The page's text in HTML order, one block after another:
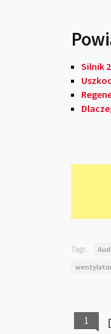
Silnik
Tagi: Audi
wentylator
1